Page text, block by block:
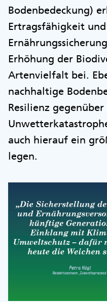
Bodenbedeckung)
Ertragsfähigkeit
Erhöhung der
Artenvielfalt bei.
nachhaltige
Resilienz
auch hierauf ein
legen.